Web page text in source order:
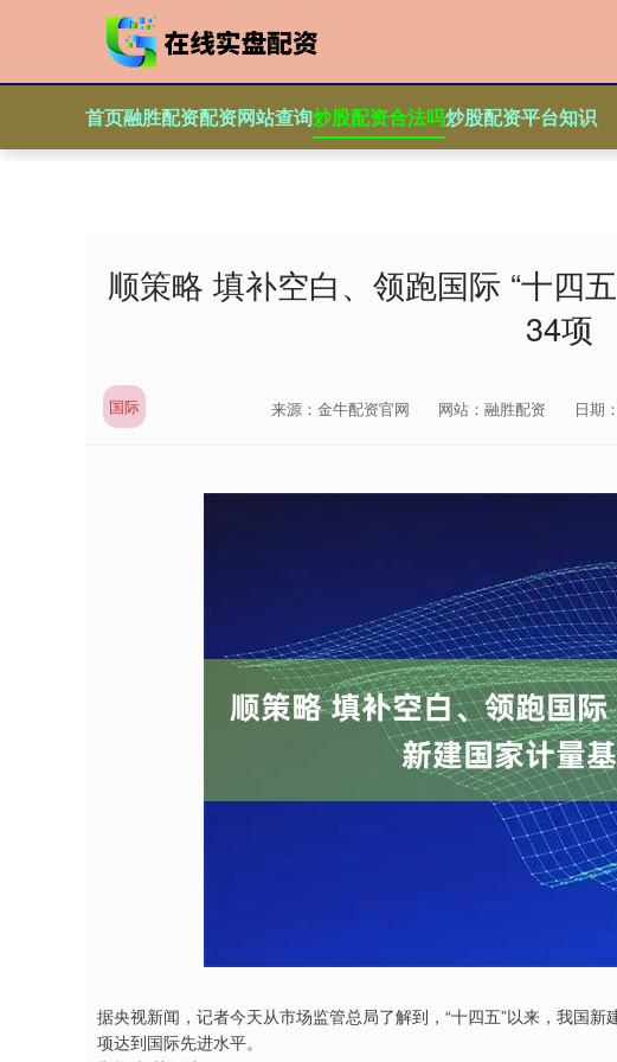
首页融胜配资配资网站查询炒股配资合法吗炒股配资平台知识
顺策略 填补空白、领跑国际 “十四
34项
国际 来源：金牛配资官网 网站：融胜配资 日期
据央视新闻，记者今天从市场监管总局了解到，“十四五”以来，我国
项达到国际先进水平。
0.93%